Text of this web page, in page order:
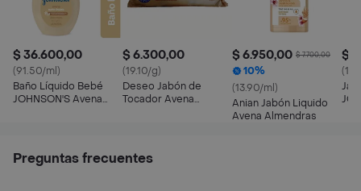
$ 36.600,00
(91.50/ml)
Baño Líquido Bebé
JOHNSON'S Avena
$ 6.300,00
(19.10/g)
Deseo Jabón de
Tocador Avena
$ 6.950,00 $ 7.700,00
10%
(13.90/ml)
Anian Jabón Liquido
Avena Almendras
$
Preguntas frecuentes